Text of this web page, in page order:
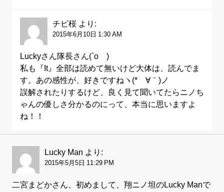
チビ桜 より:
2015年6月10日 1:30 AM
Luckyさん隊長さん(`o´)ゞ
私も『It』全部は読めて無いけど大体は、読んでま
す。あの感性が、好きですねヽ(*´∀｀)ノ
誤解されたりするけど、良く見て聞いてたらニノち
ゃんの優しさ分かるのにって、本当に思いますよ
ね！！
Lucky Man より:
2015年5月5日 11:29 PM
二宮まどかさん、初めまして、翔ニノ坦のLucky Manで